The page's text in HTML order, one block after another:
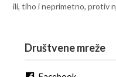
ili, tiho i neprimetno, protiv
Društvene mreže